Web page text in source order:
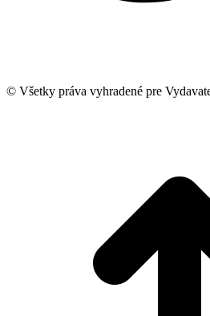
© Všetky práva vyhradené pre